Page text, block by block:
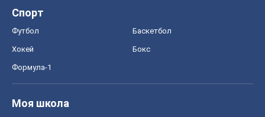
Спорт
Футбол Баскетбол
Хокей Бокс
Формула-1
Моя школа